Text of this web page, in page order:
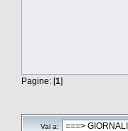
Pagine: [1]
Vai a: